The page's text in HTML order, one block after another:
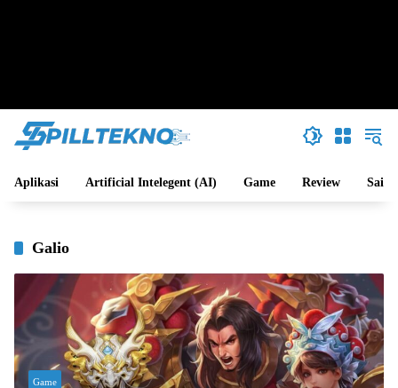
Aplikasi Artificial Intelegent (AI) Game Review Sains
Galio
Game